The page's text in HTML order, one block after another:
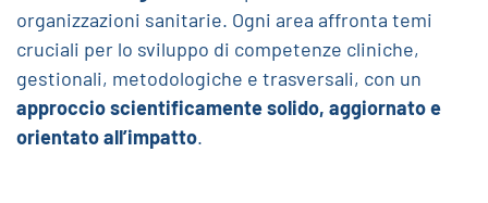
organizzazioni sanitarie. Ogni area affronta temi
cruciali per lo sviluppo di competenze cliniche,
gestionali, metodologiche e trasversali, con un
approccio scientificamente solido, aggiornato e
orientato all’impatto.